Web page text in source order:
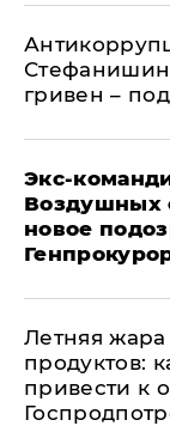
гривен –
Экс-
Воздушных
новое
Летняя жара
продуктов:
привести к